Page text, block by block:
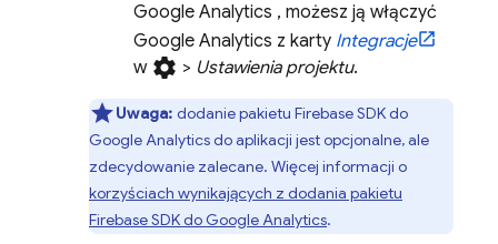
Google Analytics , możesz ją włączyć
Google Analytics z karty Integracje
w settings > Ustawienia projektu.
Uwaga: dodanie pakietu Firebase SDK do
Google Analyticsdo aplikacji jest opcjonalne, ale
zdecydowanie zalecane. Więcej informacji o
korzyściach wynikających z dodania pakietu
Firebase SDK do Google Analytics.